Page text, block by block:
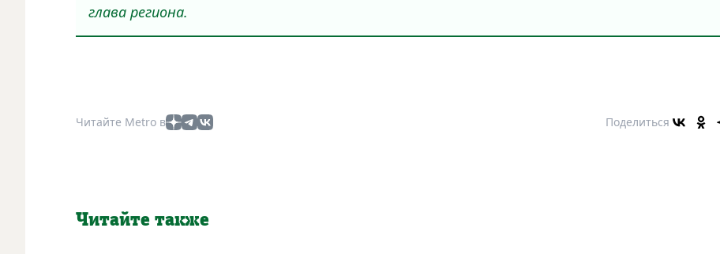
глава региона.
Читайте Metro в Поделиться
Читайте также